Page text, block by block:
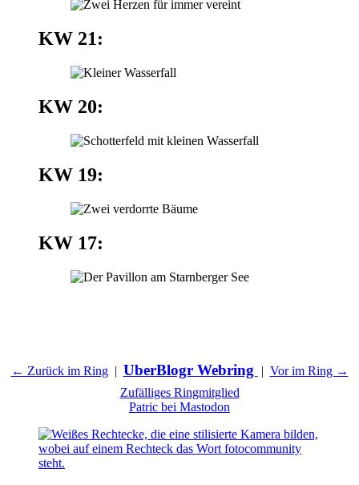
KW 21:
KW 20:
KW 19:
KW 17:
← Zurück im Ring| UberBlogr Webring | Vor im Ring →
Zufälliges Ringmitglied
Patric bei Mastodon